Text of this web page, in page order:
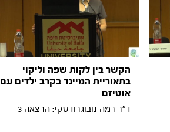
הקשר בין לקות שפה וליקוי
בתאוריית המיינד בקרב ילדים עם
אוטיזם
ד"ר רמה נובוגרודסקי: הרצאה 3